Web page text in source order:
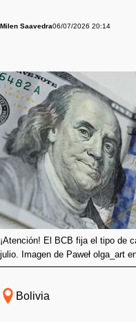
Milen Saavedra06/07/2026 20:14
¡Atención! El BCB fija el tipo de
julio. Imagen de Paweł olga_art
Bolivia